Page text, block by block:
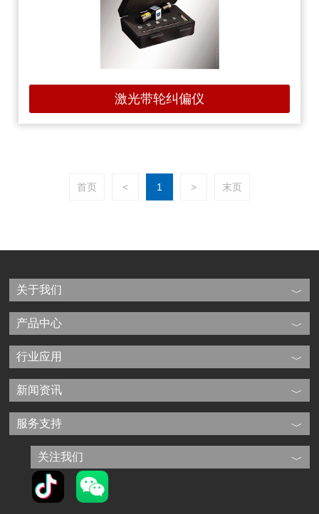
激光带轮纠偏仪
首页 < 1 > 末页
关于我们
产品中心
行业应用
新闻资讯
服务支持
关注我们